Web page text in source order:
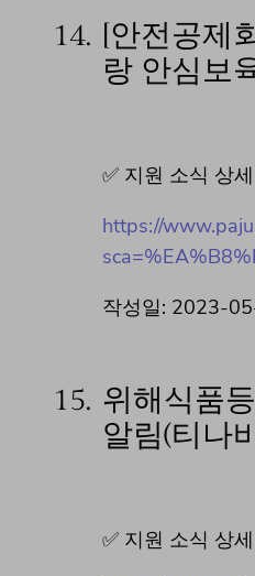
14. [안전공제
랑 안심보
✅ 지원 소식 상
https://
작성일: 2023-
15. 위해식품
알림(티나
✅ 지원 소식 상